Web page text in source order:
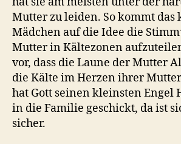
Mutter zu leiden. So kommt das
Mädchen auf die Idee die
Mutter in Kältezonen
vor, dass die Laune der Mutter
die Kälte im Herzen ihrer
hat Gott seinen kleinsten Engel
in die Familie geschickt, da ist
sicher.